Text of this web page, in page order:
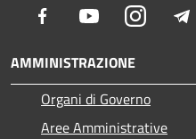
Facebook YoutubeInstagram
AMMINISTRAZIONE
Organi di Governo
Aree Amministrative